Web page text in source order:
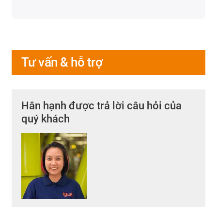
Tư vấn & hỗ trợ
Hân hạnh được trả lời câu hỏi của
quý khách